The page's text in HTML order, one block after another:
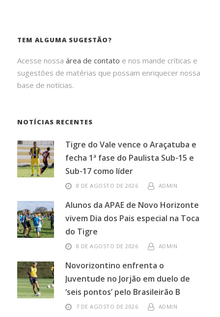
TEM ALGUMA SUGESTÃO?
Acesse nossa área de contato e nos mande críticas e
sugestões de matérias que possam enriquecer nossa
base de notícias.
NOTÍCIAS RECENTES
Tigre do Vale vence o Araçatuba e
fecha 1ª fase do Paulista Sub-15 e
Sub-17 como líder
8 DE AGOSTO DE 2026 ADMIN
Alunos da APAE de Novo Horizonte
vivem Dia dos Pais especial na Toca
do Tigre
8 DE AGOSTO DE 2026 ADMIN
Novorizontino enfrenta o
Juventude no Jorjão em duelo de
‘seis pontos’ pelo Brasileirão B
7 DE AGOSTO DE 2026 ADMIN